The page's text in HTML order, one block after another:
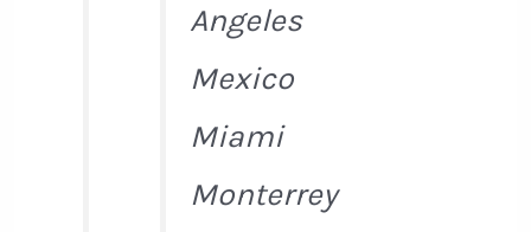
Angeles
Mexico
Miami
Monterrey